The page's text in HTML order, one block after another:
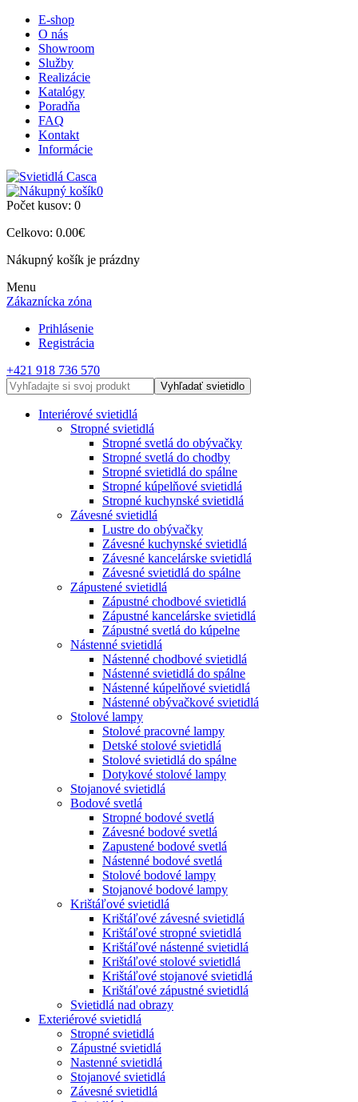
E-shop
O nás
Showroom
Služby
Realizácie
Katalógy
Poradňa
FAQ
Kontakt
Informácie
0
Počet kusov: 0
Celkovo: 0.00€
Nákupný košík je prázdny
Menu
Zákaznícka zóna
Prihlásenie
Registrácia
+421 918 736 570
Vyhľadať svietidlo
Interiérové svietidlá
Stropné svietidlá
Stropné svetlá do obývačky
Stropné svetlá do chodby
Stropné svietidlá do spálne
Stropné kúpelňové svietidlá
Stropné kuchynské svietidlá
Závesné svietidlá
Lustre do obývačky
Závesné kuchynské svietidlá
Závesné kancelárske svietidlá
Závesné svietidlá do spálne
Zápustené svietidlá
Zápustné chodbové svietidlá
Zápustné kancelárske svietidlá
Zápustné svetlá do kúpelne
Nástenné svietidlá
Nástenné chodbové svietidlá
Nástenné svietidlá do spálne
Nástenné kúpelňové svietidlá
Nástenné obývačkové svietidlá
Stolové lampy
Stolové pracovné lampy
Detské stolové svietidlá
Stolové svietidlá do spálne
Dotykové stolové lampy
Stojanové svietidlá
Bodové svetlá
Stropné bodové svetlá
Závesné bodové svetlá
Zapustené bodové svetlá
Nástenné bodové svetlá
Stolové bodové lampy
Stojanové bodové lampy
Krištáľové svietidlá
Krištáľové závesné svietidlá
Krištáľové stropné svietidlá
Krištáľové nástenné svietidlá
Krištáľové stolové svietidlá
Krištáľové stojanové svietidlá
Krištáľové zápustné svietidlá
Svietidlá nad obrazy
Exteriérové svietidlá
Stropné svietidlá
Zápustné svietidlá
Nastenné svietidlá
Stojanové svietidlá
Závesné svietidlá